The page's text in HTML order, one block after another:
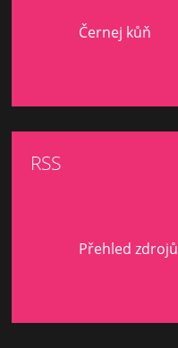
Černej kůň
RSS
Přehled zdrojů